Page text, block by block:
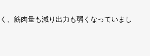
、筋肉量も減り出力も弱くなっていまし